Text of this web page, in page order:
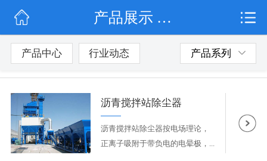
公司简介
行业动态
产品展示
产品展示 / 沥青搅拌站除尘器
产品中心 行业动态 产品系列
沥青搅拌站除尘器
沥青搅拌站除尘器按电场理论，
正离子吸附于带负电的电晕极，...